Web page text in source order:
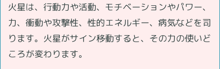
火星は、行動力や活動、モチベーションやパワー、
力、衝動や攻撃性、性的エネルギー、病気などを司
ります。火星がサイン移動すると、その力の使いど
ころが変わります。